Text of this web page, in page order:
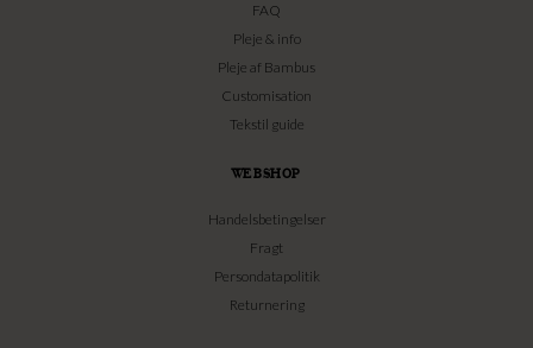
FAQ
Pleje & info
Pleje af Bambus
Customisation
Tekstil guide
WEBSHOP
Handelsbetingelser
Fragt
Persondatapolitik
Returnering